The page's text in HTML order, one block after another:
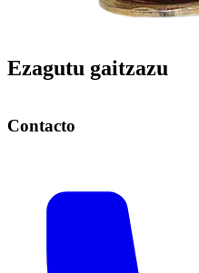
Ezagutu gaitzazu
Contacto